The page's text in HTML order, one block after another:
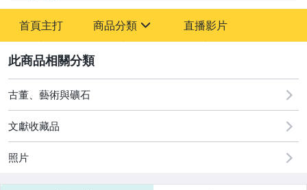
首頁主打 商品分類
其它
直播影片
古董、藝術與礦石
文獻收藏品
照片